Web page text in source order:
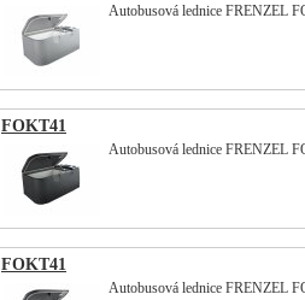
Autobusová lednice FRENZEL
FOKT41
Autobusová lednice FRENZEL
FOKT41
Autobusová lednice FRENZEL